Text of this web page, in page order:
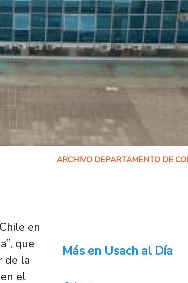
ARCHIVO DEPARTAMENTO DE
en
que
de la
el
Más en Usach al Día